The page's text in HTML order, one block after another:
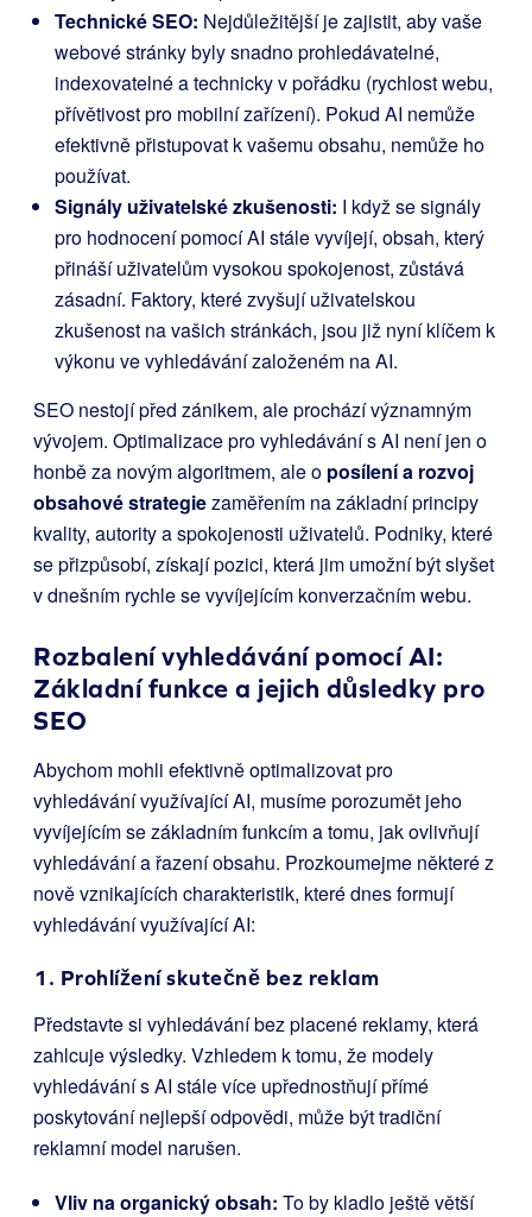
Technické SEO: Nejdůležitější je zajistit, aby vaše
webové stránky byly snadno prohledávatelné,
indexovatelné a technicky v pořádku (rychlost webu,
přívětivost pro mobilní zařízení). Pokud AI nemůže
efektivně přistupovat k vašemu obsahu, nemůže ho
používat.
Signály uživatelské zkušenosti: I když se signály
pro hodnocení pomocí AI stále vyvíjejí, obsah, který
přináší uživatelům vysokou spokojenost, zůstává
zásadní. Faktory, které zvyšují uživatelskou
zkušenost na vašich stránkách, jsou již nyní klíčem k
výkonu ve vyhledávání založeném na AI.
SEO nestojí před zánikem, ale prochází významným
vývojem. Optimalizace pro vyhledávání s AI není jen o
honbě za novým algoritmem, ale o posílení a rozvoj
obsahové strategiezaměřením na základní principy
kvality, autority a spokojenosti uživatelů. Podniky, které
se přizpůsobí, získají pozici, která jim umožní být slyšet
v dnešním rychle se vyvíjejícím konverzačním webu.
Rozbalení vyhledávání pomocí AI:
Základní funkce a jejich důsledky pro
SEO
Abychom mohli efektivně optimalizovat pro
vyhledávání využívající AI, musíme porozumět jeho
vyvíjejícím se základním funkcím a tomu, jak ovlivňují
vyhledávání a řazení obsahu. Prozkoumejme některé z
nově vznikajících charakteristik, které dnes formují
vyhledávání využívající AI:
1. Prohlížení skutečně bez reklam
Představte si vyhledávání bez placené reklamy, která
zahlcuje výsledky. Vzhledem k tomu, že modely
vyhledávání s AI stále více upřednostňují přímé
poskytování nejlepší odpovědi, může být tradiční
reklamní model narušen.
Vliv na organický obsah: To by kladlo ještě větší